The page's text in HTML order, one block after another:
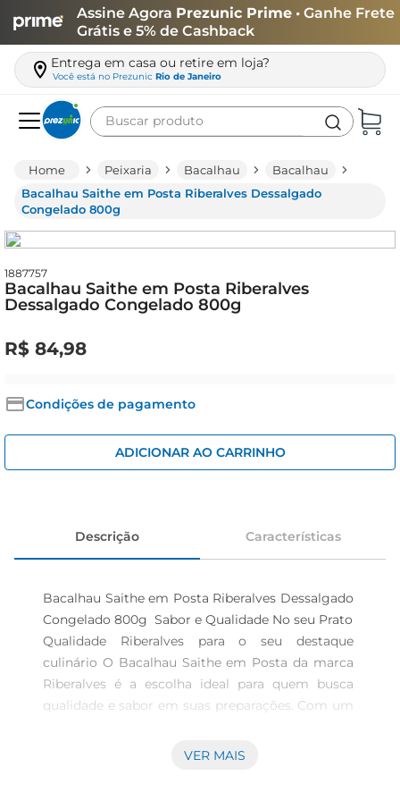
Assine Agora Prezunic Prime • Ganhe Frete
Grátis e 5% de Cashback
Entrega em casa ou retire em loja?
Você está no Prezunic Rio de Janeiro
Buscar produto
Peixaria Bacalhau
Bacalhau
Bacalhau Saithe em Posta Riberalves Dessalgado
Congelado 800g
1887757
Bacalhau Saithe em Posta Riberalves
Dessalgado Congelado 800g
R$ 84,98
Condições de pagamento
ADICIONAR AO CARRINHO
Descrição Características
Bacalhau Saithe em Posta Riberalves Dessalgado
Congelado 800g  Sabor e Qualidade No seu Prato
Qualidade Riberalves para o seu destaque
culinário O Bacalhau Saithe em Posta da marca
Riberalves é a escolha ideal para quem busca
qualidade e sabor em suas preparações. Com um
bacalhau congelado apresenta uma textura
VER MAIS
leite
café
queijo
arroz
azeite
cerveja
iogurte